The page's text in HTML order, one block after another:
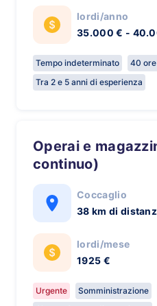
lordi/anno
35.000 € -
Tempo indeterminato
40
Tra 2 e 5 anni di esperienza
Operai e magazzinieri (3 turni ciclo
continuo)
Coccaglio
38 km di
lordi/mese
1925 €
Urgente Somministrazione